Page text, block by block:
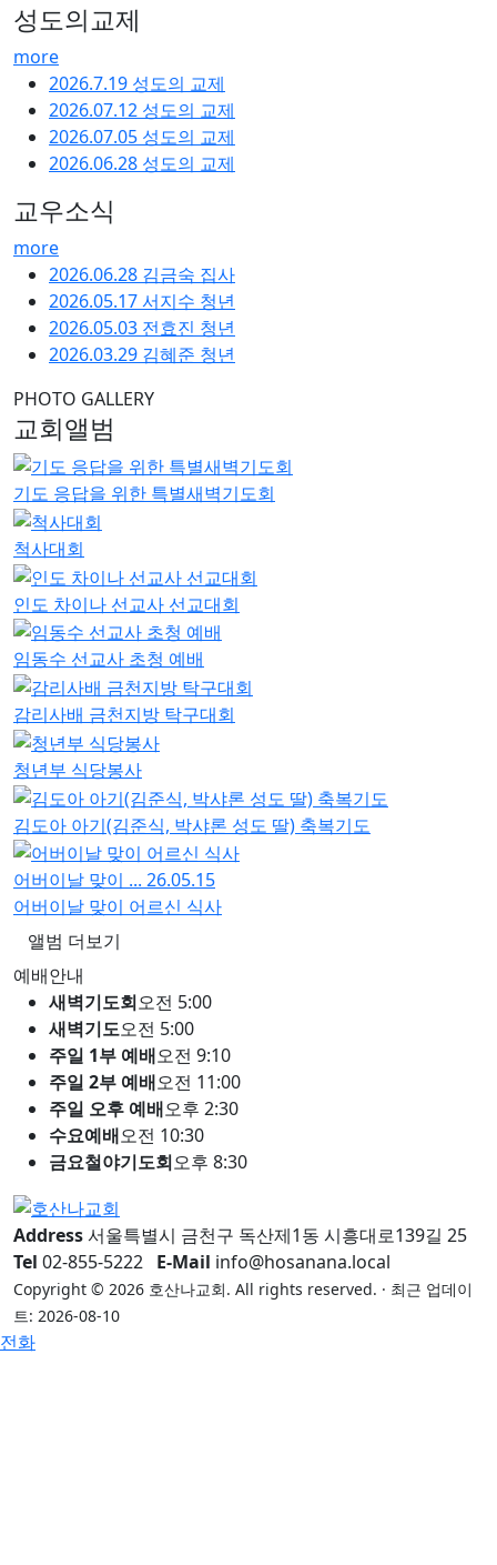
성도의교제
more
2026.7.19 성도의 교제
2026.07.12 성도의 교제
2026.07.05 성도의 교제
2026.06.28 성도의 교제
교우소식
more
2026.06.28 김금숙 집사
2026.05.17 서지수 청년
2026.05.03 전효진 청년
2026.03.29 김혜준 청년
PHOTO GALLERY
교회앨범
기도 응답을 위한 특별새벽기도회
척사대회
인도 차이나 선교사 선교대회
임동수 선교사 초청 예배
감리사배 금천지방 탁구대회
청년부 식당봉사
김도아 아기(김준식, 박샤론 성도 딸) 축복기도
어버이날 맞이 ... 26.05.15
어버이날 맞이 어르신 식사
앨범 더보기
예배안내
새벽기도회오전 5:00
새벽기도오전 5:00
주일 1부 예배오전 9:10
주일 2부 예배오전 11:00
주일 오후 예배오후 2:30
수요예배오전 10:30
금요철야기도회오후 8:30
Address서울특별시 금천구 독산제1동 시흥대로139길 25
Tel 02-855-5222 E-Mail info@hosanana.local
Copyright © 2026 호산나교회. All rights reserved. · 최근 업데이
트: 2026-08-10
전화